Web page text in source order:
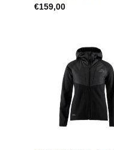
€159,00